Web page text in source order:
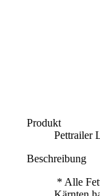
Produkt
Pettrailer
Beschreibung
* Alle